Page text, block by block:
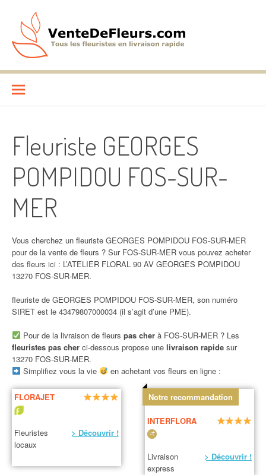
contenu
VenteDeFleurs.com
Fleuriste GEORGES
POMPIDOU FOS-SUR-
MER
Vous cherchez un fleuriste GEORGES POMPIDOU FOS-SUR-MER
pour de la vente de fleurs ? Sur FOS-SUR-MER vous pouvez acheter
des fleurs ici : L’ATELIER FLORAL 90 AV GEORGES POMPIDOU
13270 FOS-SUR-MER.
fleuriste de GEORGES POMPIDOU FOS-SUR-MER, son numéro
SIRET est le 43479807000034 (il s’agit d’une PME).
Pour de la livraison de fleurs pas cherà FOS-SUR-MER ? Les
fleuristes pas cher ci-dessous propose une livraison rapide sur
13270 FOS-SUR-MER.
Simplifiez vous la vie
en achetant vos fleurs en ligne :
FLORAJET
Fleuristes
locaux
> Découvrir !
Notre recommandation
INTERFLORA
Livraison
express
> Découvrir !